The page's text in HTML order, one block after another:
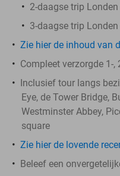
2-daagse trip
3-daagse trip
Zie hier de inhoud van
Compleet verzorgde 1-
Inclusief tour langs
Eye, de Tower Bridge,
Westminster Abbey,
square
Zie hier de lovende
Beleef een